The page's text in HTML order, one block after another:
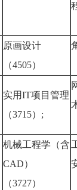
原画设计
（4505）
实用IT项目管理
（3715）;
机械工程学（含
CAD）
（3727）